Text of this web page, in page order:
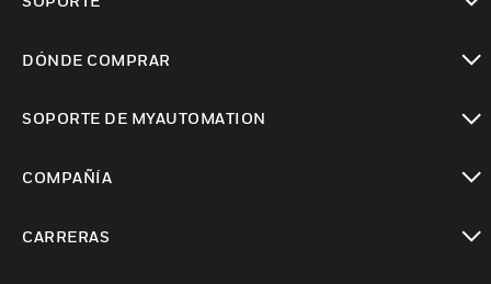
DÓNDE COMPRAR
SOPORTE DE MYAUTOMATION
COMPAÑÍA
CARRERAS